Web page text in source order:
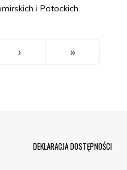
i Potockich.
››› »Ostatni
DEKLARACJA DOSTĘPNOŚCI